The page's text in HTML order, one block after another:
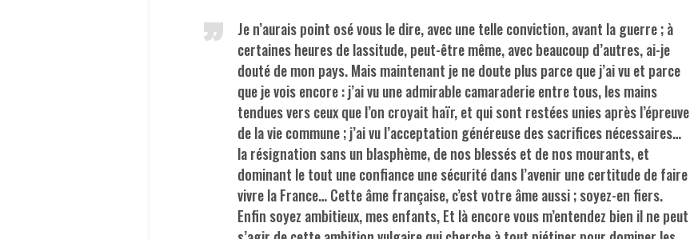
Je n’aurais point osé vous le dire, avec une telle conviction, avant la guerre ; à
certaines heures de lassitude, peut-être même, avec beaucoup d’autres, ai-je
douté de mon pays. Mais maintenant je ne doute plus parce que j’ai vu et parce
que je vois encore : j’ai vu une admirable camaraderie entre tous, les mains
tendues vers ceux que l’on croyait haïr, et qui sont restées unies après l’épreuve
de la vie commune ; j’ai vu l’acceptation généreuse des sacrifices nécessaires…
la résignation sans un blasphème, de nos blessés et de nos mourants, et
dominant le tout une confiance une sécurité dans l’avenir une certitude de faire
vivre la France… Cette âme française, c’est votre âme aussi ; soyez-en fiers.
Enfin soyez ambitieux, mes enfants, Et là encore vous m’entendez bien il ne peut